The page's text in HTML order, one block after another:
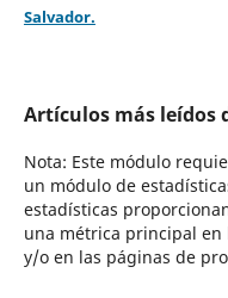
Salvador.
Artículos más leídos
Nota: Este módulo
un módulo de
estadísticas
una métrica principal
y/o en las páginas de